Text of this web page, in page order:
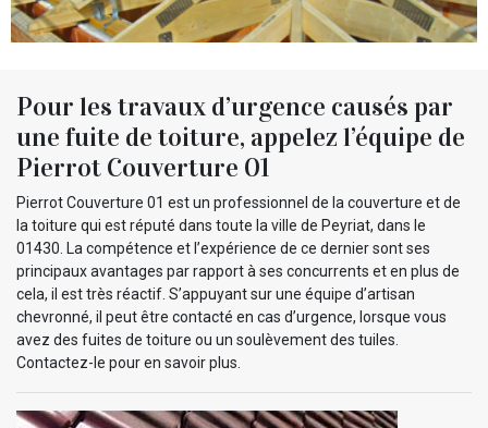
Pour les travaux d’urgence causés par
une fuite de toiture, appelez l’équipe de
Pierrot Couverture 01
Pierrot Couverture 01 est un professionnel de la couverture et de
la toiture qui est réputé dans toute la ville de Peyriat, dans le
01430. La compétence et l’expérience de ce dernier sont ses
principaux avantages par rapport à ses concurrents et en plus de
cela, il est très réactif. S’appuyant sur une équipe d’artisan
chevronné, il peut être contacté en cas d’urgence, lorsque vous
avez des fuites de toiture ou un soulèvement des tuiles.
Contactez-le pour en savoir plus.